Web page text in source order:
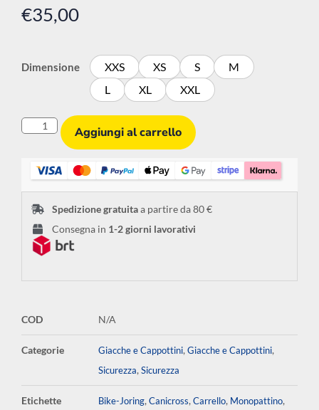
€35,00
Dimensione XXS XS S
M
L
XL XXL
Aggiungi al carrello
Spedizione gratuitaa partire da 80 €
Consegna in 1-2 giorni lavorativi
COD N/A
Categorie Giacche e Cappottini, Giacche e Cappottini,
Sicurezza, Sicurezza
Etichette Bike-Joring, Canicross, Carrello, Monopattino,